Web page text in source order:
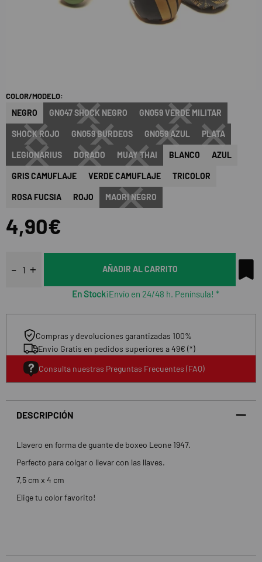
COLOR/MODELO:
NEGRO GN047 SHOCK NEGRO GN059 VERDE MILITAR
SHOCK ROJO GN059 BURDEOS GN059 AZUL PLATA
LEGIONARIUS DORADO MUAY THAI BLANCO AZUL
GRIS CAMUFLAJE VERDE CAMUFLAJE TRICOLOR
ROSA FUCSIA ROJO MAORI NEGRO
4,90€
AÑADIR AL CARRITO
En Stock¡Envío en 24/48 h. Península! *
Compras y devoluciones garantizadas 100%
Envio Gratis en pedidos superiores a 49€ (*)
Consulta nuestras Preguntas Frecuentes (FAQ)
DESCRIPCIÓN
Llavero en forma de guante de boxeo Leone 1947.
Perfecto para colgar o llevar con las llaves.
7,5 cm x 4 cm
Elige tu color favorito!